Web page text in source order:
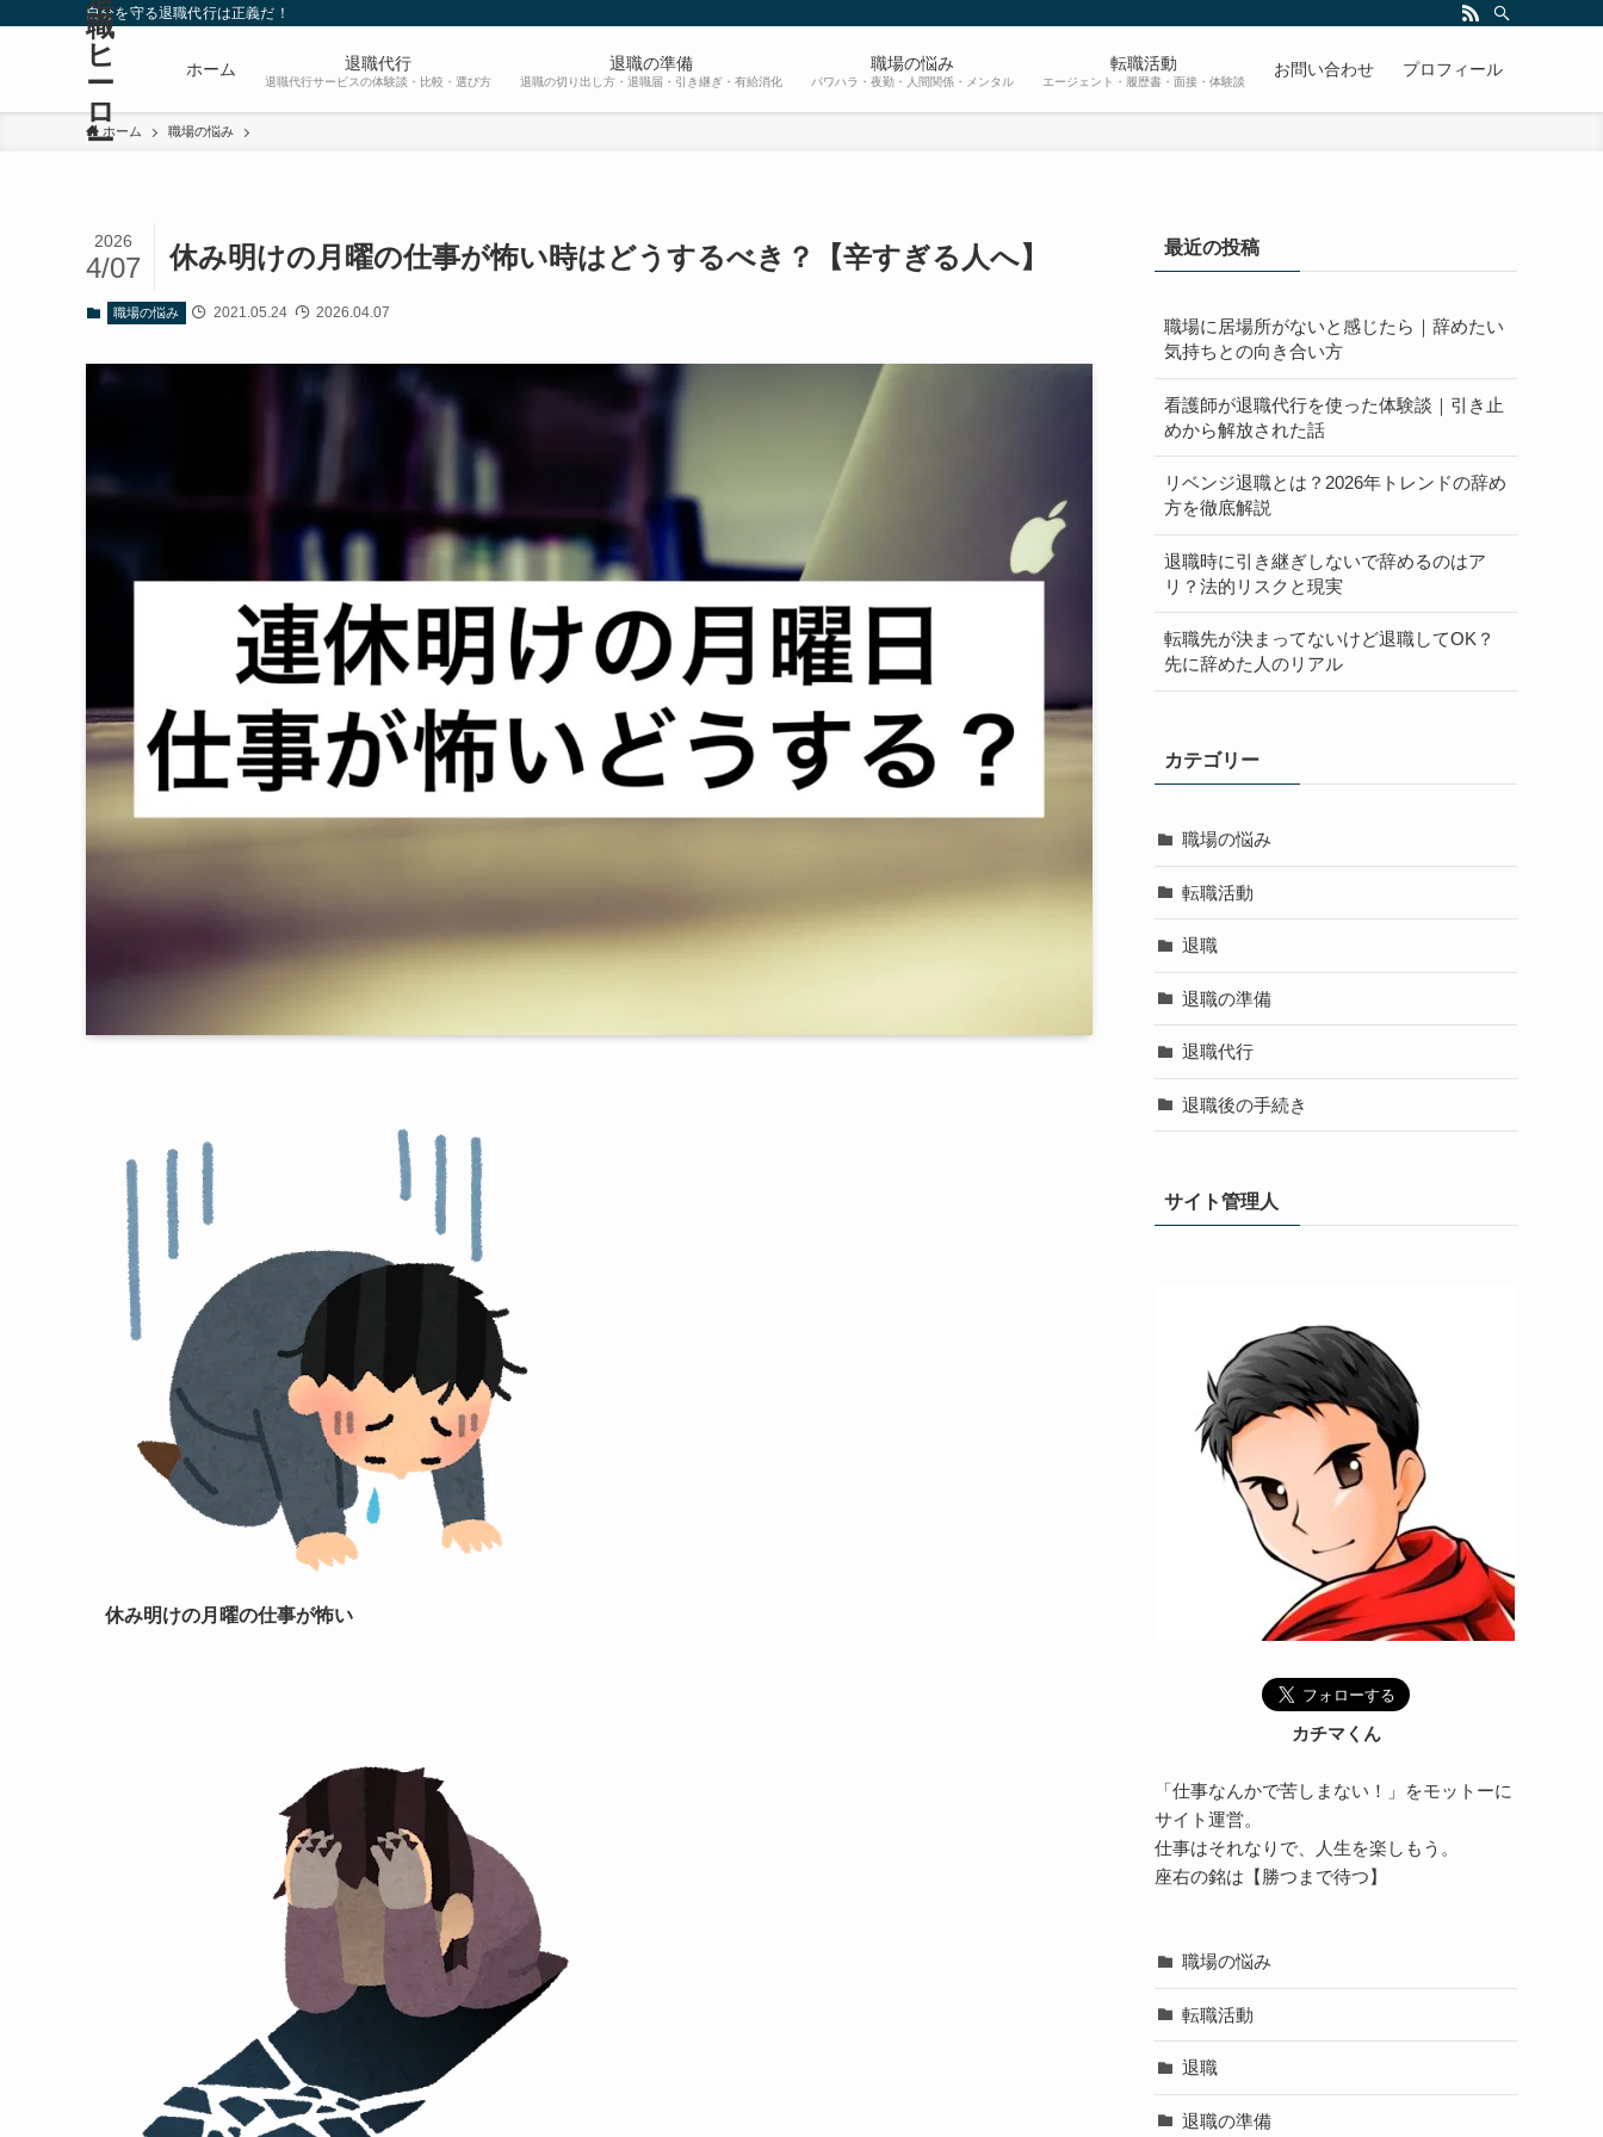
自分を守る退職代行は正義だ！
職
ヒ
ー
ロ
ー
ホーム 退職代行
退職代行サービスの体験談・比較・選び方
退職の準備
退職の切り出し方・退職届・引き継ぎ・有給消化
職場の悩み
パワハラ・夜勤・人間関係・メンタル
転職活動
エージェント・履歴書・面接・体験談
お問い合わせ プロフィール
ホーム 職場の悩み
休み明けの月曜の仕事が怖い時はどうするべき？【辛すぎる人へ】
2026
4/07
職場の悩み 2021.05.24 2026.04.07
休み明けの月曜の仕事が怖い
最近の投稿
職場に居場所がないと感じたら｜辞めたい
気持ちとの向き合い方
看護師が退職代行を使った体験談｜引き止
めから解放された話
リベンジ退職とは？2026年トレンドの辞め
方を徹底解説
退職時に引き継ぎしないで辞めるのはア
リ？法的リスクと現実
転職先が決まってないけど退職してOK？
先に辞めた人のリアル
カテゴリー
職場の悩み
転職活動
退職
退職の準備
退職代行
退職後の手続き
サイト管理人
カチマくん
「仕事なんかで苦しまない！」をモットーに
サイト運営。
仕事はそれなりで、人生を楽しもう。
座右の銘は【勝つまで待つ】
職場の悩み
転職活動
退職
退職の準備